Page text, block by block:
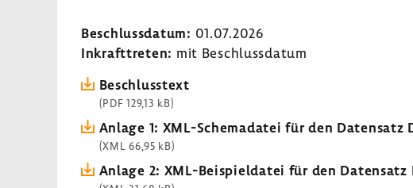
Beschlussdatum: 01.07.2026
Inkrafttreten: mit Beschlussdatum
Beschlusstext
(PDF 129,13 kB)
Anlage 1: XML-Schemadatei für den Datensatz
(XML 66,95 kB)
Anlage 2: XML-Beispieldatei für den Datensatz